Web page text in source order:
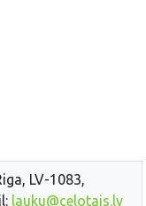
LV-1083,
lauku@celotajs.lv